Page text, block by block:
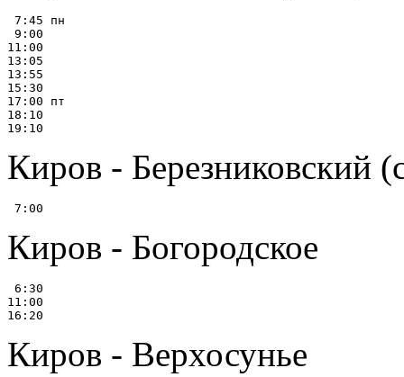
7:45 пн
9:00
11:00
13:05
13:55
15:30
17:00 пт
18:10
Киров - Березниковский
Киров - Богородское
6:30
11:00
Киров - Верхосунье